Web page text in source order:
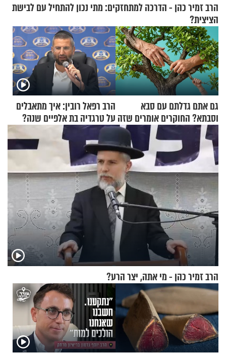
הרב זמיר כהן - הדרכה למתחזקים: מתי נכון להתחיל עם לבישת
הציצית?
גם אתם גדלתם עם סבא
וסבתא? החוקרים אומרים שזה
מתכון מנצח
הרב רפאל רובין: איך מתאבלים
על טרגדיה בת אלפיים שנה?
הרב זמיר כהן - מי אתה, יצר הרע?